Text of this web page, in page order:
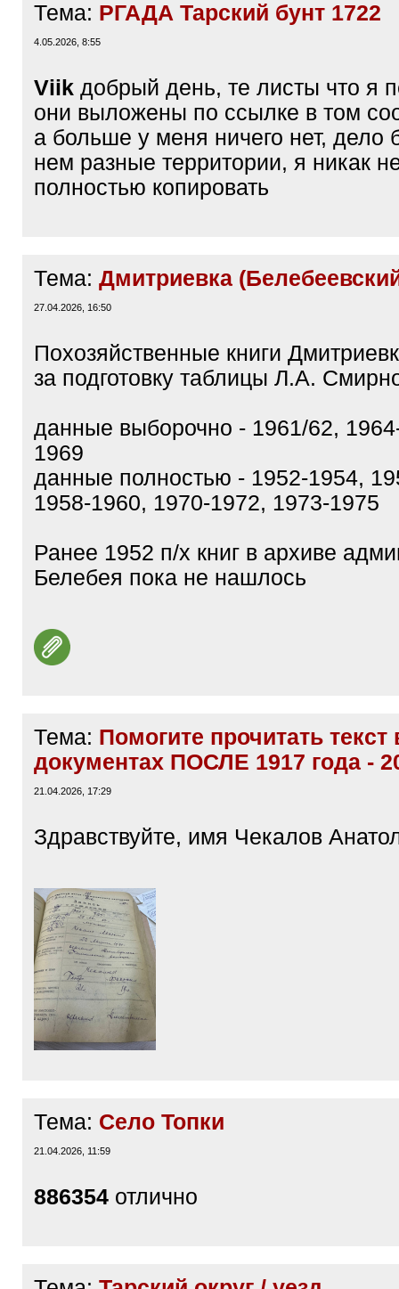
Тема: РГАДА Тарский бунт 1722
4.05.2026, 8:55
Viik добрый день, те листы что я
они выложены по ссылке в том
а больше у меня ничего нет, дело
нем разные территории, я никак
полностью копировать
Тема: Дмитриевка
27.04.2026, 16:50
Похозяйственные книги
за подготовку таблицы Л.А.
данные выборочно - 1961/62,
1969
данные полностью - 1952-1954,
1958-1960, 1970-1972, 1973-1975
Ранее 1952 п/х книг в архиве
Белебея пока не нашлось
Тема: Помогите прочитать текст
документах ПОСЛЕ 1917 года -
21.04.2026, 17:29
Здравствуйте, имя Чекалов
Тема: Село Топки
21.04.2026, 11:59
886354 отлично